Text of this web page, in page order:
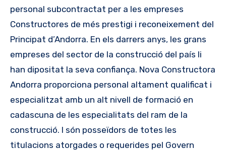
personal subcontractat per a les empreses
Constructores de més prestigi i reconeixement del
Principat d’Andorra. En els darrers anys, les grans
empreses del sector de la construcció del país li
han dipositat la seva confiança. Nova Constructora
Andorra proporciona personal altament qualificat i
especialitzat amb un alt nivell de formació en
cadascuna de les especialitats del ram de la
construcció. I són posseïdors de totes les
titulacions atorgades o requerides pel Govern